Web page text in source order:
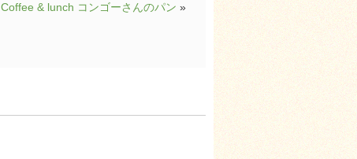
Coffee & lunch コンゴーさんのパン »